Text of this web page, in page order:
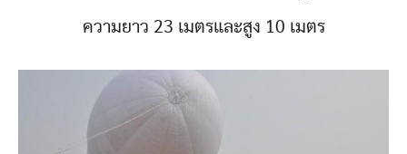
ความยาว 23 เมตรและสูง 10 เมตร